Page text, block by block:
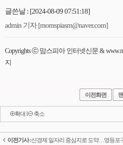
글쓴날 : [2024-08-09 07:51:18]
admin 기자 [momspiasm@naver.com]
Copyrights ⓒ 맘스피아 인터넷신문 &
지
이전화면
확대 l 축소
이전기사 :신경제 일자리 중심지로 도약…영등포